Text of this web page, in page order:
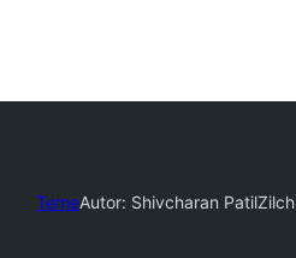
TemeAutor: Shivcharan PatilZilch